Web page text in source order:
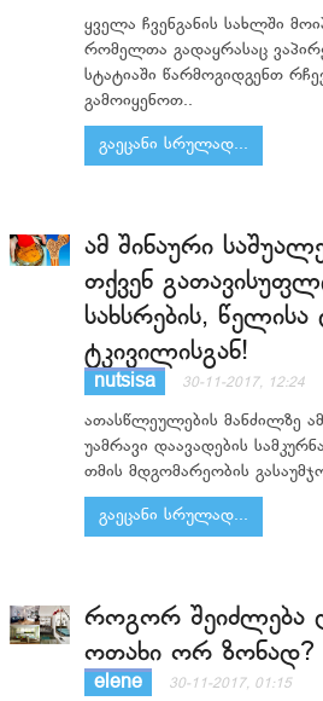
ყველა ჩვენგანის სახლში
რომელთა გადაყრასაც
სტატიაში წარმოგიდგენთ
გამოიყენოთ..
გაეცანი სრულად...
ამ შინაური
თქვენ
სახსრების,
ტკივილისგან!
nutsisa 30-11-2017, 12:24
ათასწლეულების მანძილზე
უამრავი დაავადების
თმის მდგომარეობის
გაეცანი სრულად...
როგორ შეიძლება
ოთახი ორ ზონად?
elene 30-11-2017, 01:15